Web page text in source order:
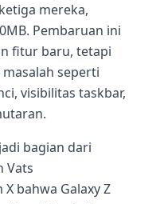
mereka,
Pembaruan ini
fitur baru, tetapi
seperti
visibilitas taskbar,
bagian dari
Vats
bahwa Galaxy Z